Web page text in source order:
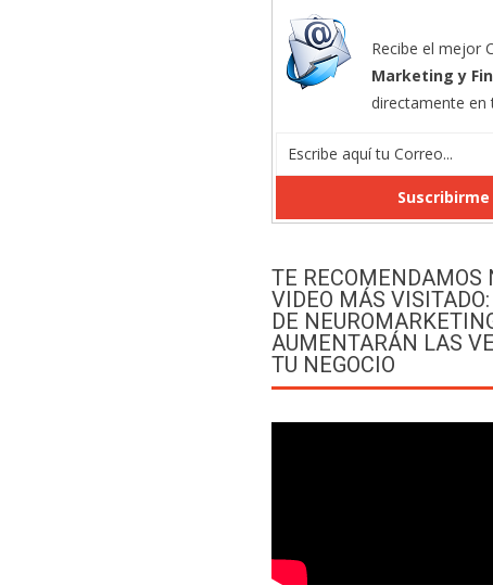
Recibe el mejor
Marketing y
directamente en
TE RECOMENDAMOS
VIDEO MÁS
DE
AUMENTARÁN LAS
TU NEGOCIO